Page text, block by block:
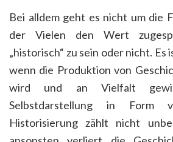
Bei alldem geht es nicht um die
der Vielen den Wert
„historisch“ zu sein oder nicht. Es
wenn die Produktion von
wird und an Vielfalt
Selbstdarstellung in Form
Historisierung zählt nicht